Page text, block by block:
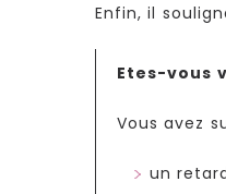
Enfin, il
Etes-vous
Vous avez
un